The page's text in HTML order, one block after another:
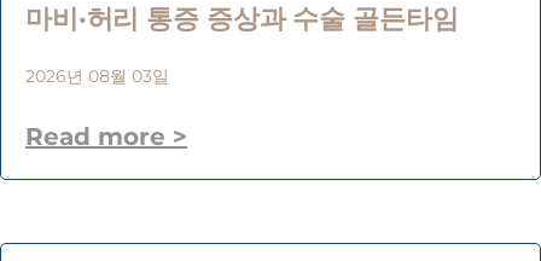
마비·허리 통증 증상과 수술 골든타임
2026년 08월 03일
Read more >